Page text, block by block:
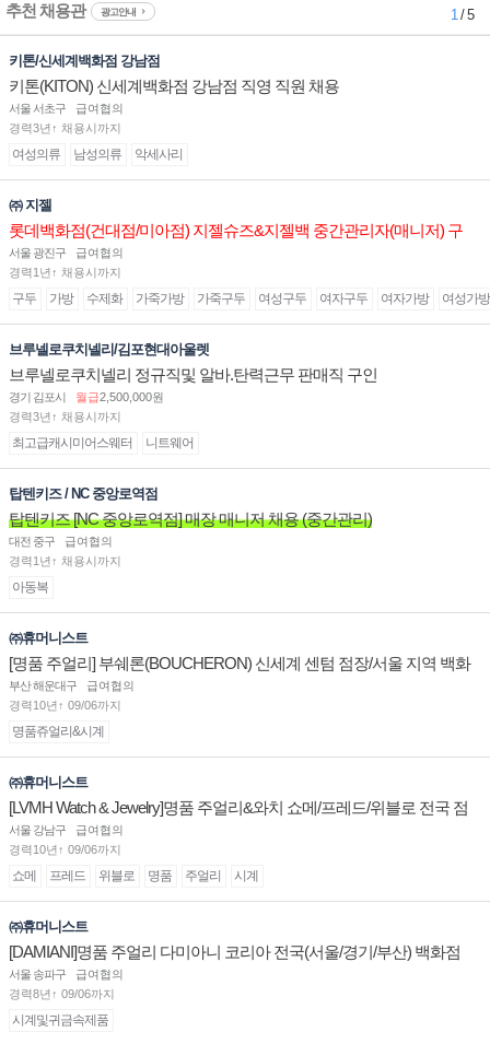
추천 채용관 광고안내 1/ 5
키톤/신세계백화점 강남점
키톤(KITON) 신세계백화점 강남점 직영 직원 채용
서울 서초구
급여협의
경력3년↑ 채용시까지
여성의류 남성의류 악세사리
㈜ 지젤
롯데백화점(건대점/미아점) 지젤슈즈&지젤백 중간관리자(매니저) 구
인합니다
서울 광진구
급여협의
경력1년↑ 채용시까지
구두 가방 수제화 가죽가방 가죽구두 여성구두 여자구두 여자가방 여성가방
브루넬로쿠치넬리/김포현대아울렛
브루넬로쿠치넬리 정규직및 알바.탄력근무 판매직 구인
경기 김포시 월급2,500,000원
경력3년↑ 채용시까지
최고급캐시미어스웨터 니트웨어
탑텐키즈 / NC 중앙로역점
탑텐키즈 [NC 중앙로역점] 매장 매니저 채용 (중간관리)
대전 중구
급여협의
경력1년↑ 채용시까지
아동복
㈜휴머니스트
[명품 주얼리] 부쉐론(BOUCHERON) 신세계 센텀 점장/서울 지역 백화
점 판매사원 채용
부산 해운대구
급여협의
경력10년↑ 09/06까지
명품쥬얼리&시계
㈜휴머니스트
[LVMH Watch & Jewelry]명품 주얼리&와치 쇼메/프레드/위블로 전국 점
장/부점장/판매사원 채용
서울 강남구
급여협의
경력10년↑ 09/06까지
쇼메 프레드 위블로 명품 주얼리 시계
㈜휴머니스트
[DAMIANI]명품 주얼리 다미아니 코리아 전국(서울/경기/부산) 백화점
부점장/판매사원 채용
서울 송파구
급여협의
경력8년↑ 09/06까지
시계및귀금속제품